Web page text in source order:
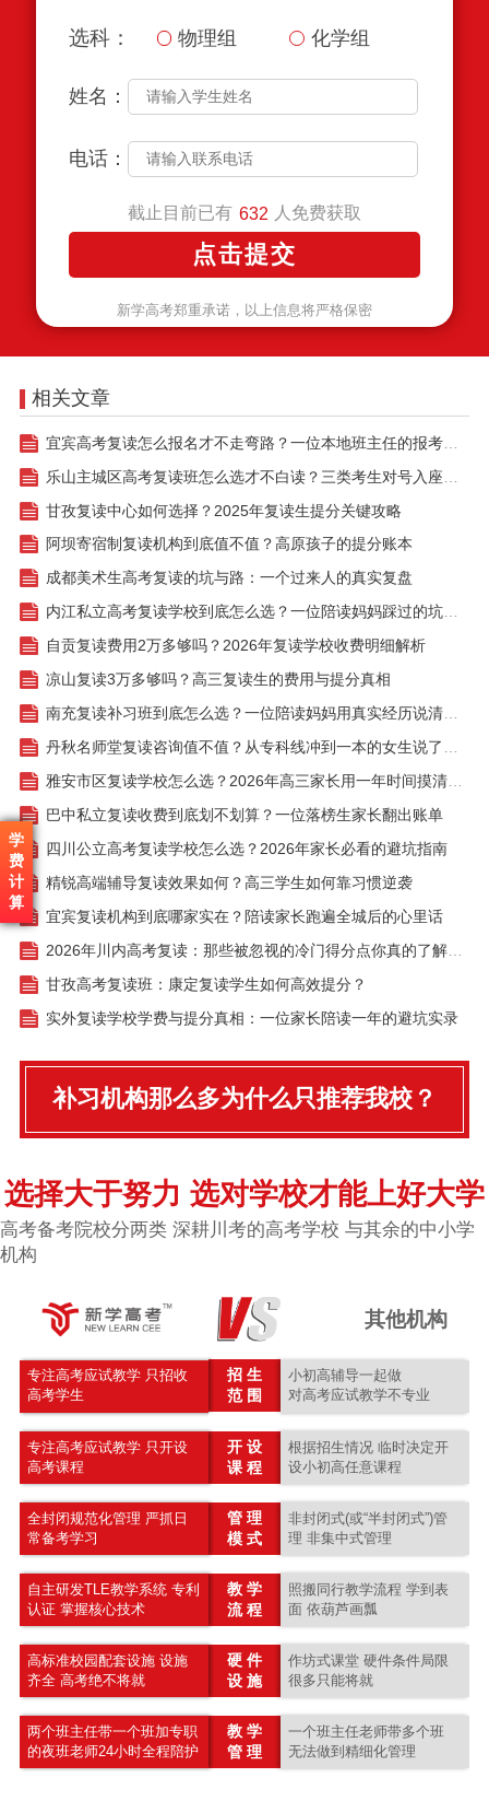
选科： 物理组 化学组
姓名：
电话：
截止目前已有 632 人免费获取
新学高考郑重承诺，以上信息将严格保密
相关文章
宜宾高考复读怎么报名才不走弯路？一位本地班主任的报考全流程梳理
甘孜复读中心如何选择？2025年复读生提分关键攻略
阿坝寄宿制复读机构到底值不值？高原孩子的提分账本
成都美术生高考复读的坑与路：一个过来人的真实复盘
内江私立高考复读学校到底怎么选？一位陪读妈妈踩过的坑和攒下的经验
自贡复读费用2万多够吗？2026年复读学校收费明细解析
凉山复读3万多够吗？高三复读生的费用与提分真相
南充复读补习班到底怎么选？一位陪读妈妈用真实经历说清门道
雅安市区复读学校怎么选？2026年高三家长用一年时间摸清的门道
巴中私立复读收费到底划不划算？一位落榜生家长翻出账单
四川公立高考复读学校怎么选？2026年家长必看的避坑指南
精锐高端辅导复读效果如何？高三学生如何靠习惯逆袭
宜宾复读机构到底哪家实在？陪读家长跑遍全城后的心里话
2026年川内高考复读：那些被忽视的冷门得分点你真的了解吗？
甘孜高考复读班：康定复读学生如何高效提分？
实外复读学校学费与提分真相：一位家长陪读一年的避坑实录
补习机构那么多为什么只推荐我校？
选择大于努力 选对学校才能上好大学
高考备考院校分两类 深耕川考的高考学校 与其余的中小学
机构
其他机构
专注高考应试教学 只招收
高考学生
招 生
范 围
小初高辅导一起做
对高考应试教学不专业
专注高考应试教学 只开设
高考课程
开 设
课 程
根据招生情况 临时决定开
设小初高任意课程
全封闭规范化管理 严抓日
常备考学习
管 理
模 式
非封闭式(或“半封闭式”)管
理 非集中式管理
自主研发TLE教学系统 专利
认证 掌握核心技术
教 学
流 程
照搬同行教学流程 学到表
面 依葫芦画瓢
高标准校园配套设施 设施
齐全 高考绝不将就
硬 件
设 施
作坊式课堂 硬件条件局限
很多只能将就
两个班主任带一个班加专职
的夜班老师24小时全程陪护
教 学
管 理
一个班主任老师带多个班
无法做到精细化管理
学
费
计
算